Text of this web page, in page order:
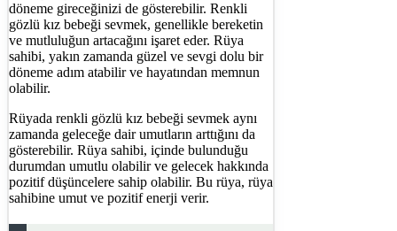
döneme gireceğinizi de gösterebilir. Renkli
gözlü kız bebeği sevmek, genellikle bereketin
ve mutluluğun artacağını işaret eder. Rüya
sahibi, yakın zamanda güzel ve sevgi dolu bir
döneme adım atabilir ve hayatından memnun
olabilir.
Rüyada renkli gözlü kız bebeği sevmek aynı
zamanda geleceğe dair umutların arttığını da
gösterebilir. Rüya sahibi, içinde bulunduğu
durumdan umutlu olabilir ve gelecek hakkında
pozitif düşüncelere sahip olabilir. Bu rüya, rüya
sahibine umut ve pozitif enerji verir.